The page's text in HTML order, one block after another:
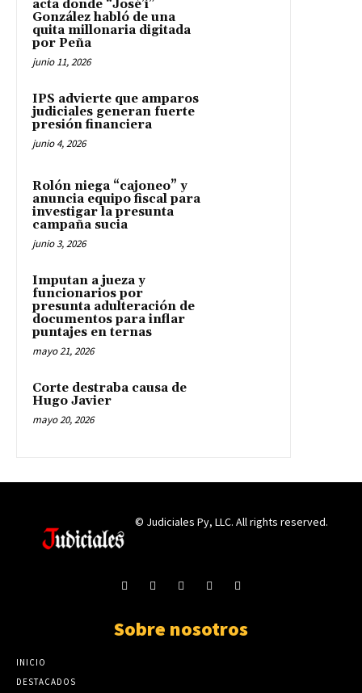
acta donde “José’i”
González habló de una
quita millonaria digitada
por Peña
junio 11, 2026
IPS advierte que amparos
judiciales generan fuerte
presión financiera
junio 4, 2026
Rolón niega “cajoneo” y
anuncia equipo fiscal para
investigar la presunta
campaña sucia
junio 3, 2026
Imputan a jueza y
funcionarios por
presunta adulteración de
documentos para inflar
puntajes en ternas
mayo 21, 2026
Corte destraba causa de
Hugo Javier
mayo 20, 2026
© Judiciales Py, LLC. All rights reserved.
Sobre nosotros
INICIO
DESTACADOS